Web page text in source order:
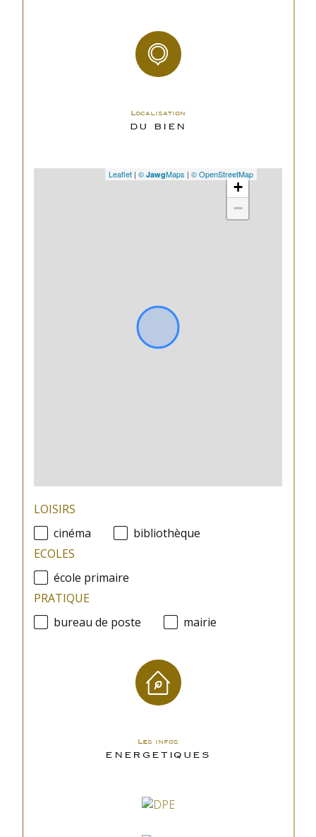
plan de sauvegarde
Les infos
ENERGETIQUES
Localisation
DU BIEN
+
−
Leaflet | © JawgMaps | © OpenStreetMap
LOISIRS
cinéma
bibliothèque
ECOLES
école primaire
PRATIQUE
bureau de poste
mairie